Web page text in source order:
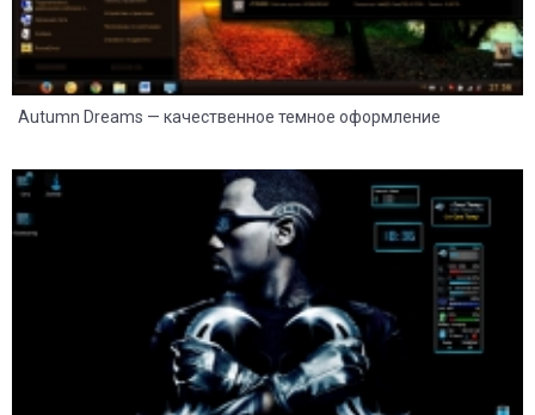
Autumn Dreams — качественное темное оформление
65 21